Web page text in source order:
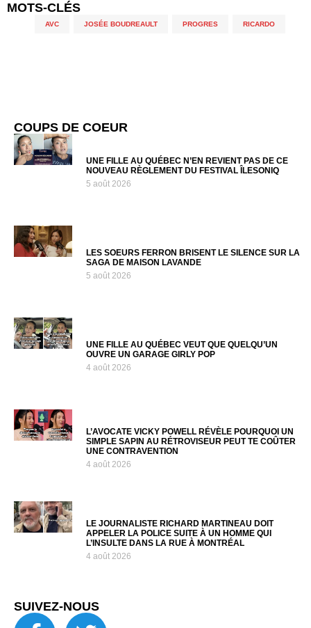
MOTS-CLÉS
AVC JOSÉE BOUDREAULT PROGRES RICARDO
COUPS DE COEUR
UNE FILLE AU QUÉBEC N’EN REVIENT PAS DE CE
NOUVEAU RÈGLEMENT DU FESTIVAL ÎLESONIQ
5 août 2026
LES SOEURS FERRON BRISENT LE SILENCE SUR LA
SAGA DE MAISON LAVANDE
5 août 2026
UNE FILLE AU QUÉBEC VEUT QUE QUELQU’UN
OUVRE UN GARAGE GIRLY POP
4 août 2026
L’AVOCATE VICKY POWELL RÉVÈLE POURQUOI UN
SIMPLE SAPIN AU RÉTROVISEUR PEUT TE COÛTER
UNE CONTRAVENTION
4 août 2026
LE JOURNALISTE RICHARD MARTINEAU DOIT
APPELER LA POLICE SUITE À UN HOMME QUI
L’INSULTE DANS LA RUE À MONTRÉAL
4 août 2026
SUIVEZ-NOUS